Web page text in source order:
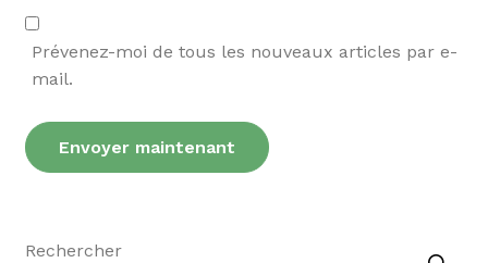
Prévenez-moi de tous les nouveaux articles par e-
mail.
Rechercher
Recherche